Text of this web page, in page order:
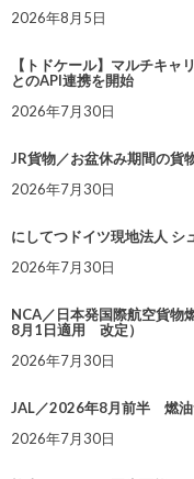
2026年8月5日
【トドケール】マルチキ
とのAPI連携を開始
2026年7月30日
JR貨物／お盆休み期間の貨
2026年7月30日
にしてつドイツ現地法人 シ
2026年7月30日
NCA／日本発国際航空貨物
8月1日適用 改定）
2026年7月30日
JAL／2026年8月前半 燃油
2026年7月30日